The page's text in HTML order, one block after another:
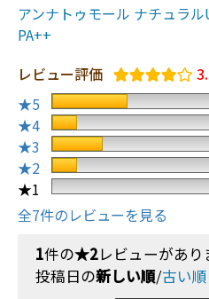
アンナトゥモール ナチュラ
PA++
レビュー評価
★5
★4
★3
★2
★1
全7件のレビューを見る
1件の★2レビューがあり
投稿日の新しい順/古い順